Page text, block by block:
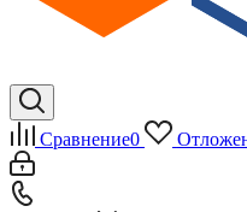
Сравнение0